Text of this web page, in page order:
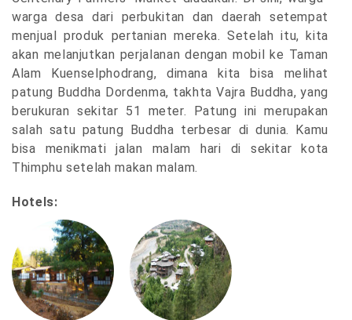
warga desa dari perbukitan dan daerah setempat
menjual produk pertanian mereka. Setelah itu, kita
akan melanjutkan perjalanan dengan mobil ke Taman
Alam Kuenselphodrang, dimana kita bisa melihat
patung Buddha Dordenma, takhta Vajra Buddha, yang
berukuran sekitar 51 meter. Patung ini merupakan
salah satu patung Buddha terbesar di dunia. Kamu
bisa menikmati jalan malam hari di sekitar kota
Thimphu setelah makan malam.
Hotels: